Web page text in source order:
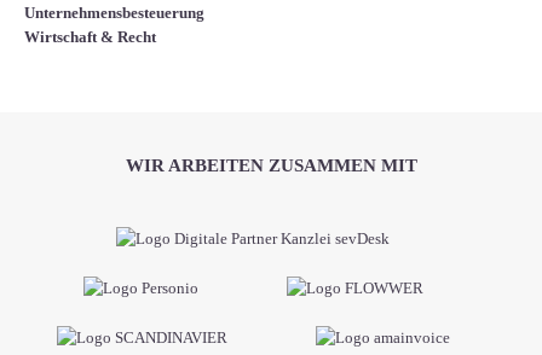
Unternehmensbesteuerung
Wirtschaft & Recht
WIR ARBEITEN ZUSAMMEN MIT